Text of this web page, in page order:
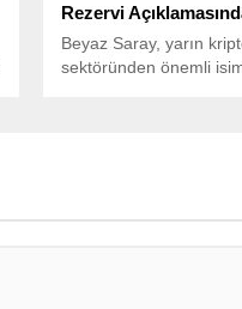
Rezervi
Beyaz Saray, yarın
sektöründen önemli